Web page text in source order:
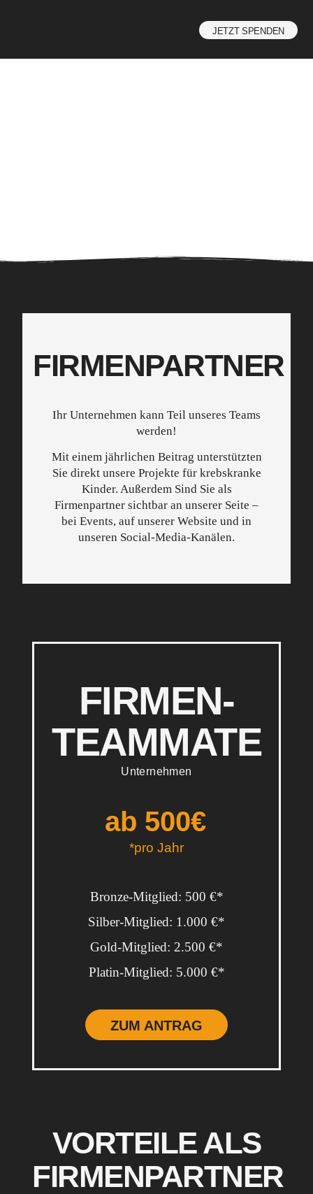
JETZT SPENDEN
FIRMENPARTNER
Ihr Unternehmen kann Teil unseres Teams
werden!
Mit einem jährlichen Beitrag unterstützten
Sie direkt unsere Projekte für krebskranke
Kinder. Außerdem Sind Sie als
Firmenpartner sichtbar an unserer Seite –
bei Events, auf unserer Website und in
unseren Social-Media-Kanälen.
VORTEILE ALS
FIRMENPARTNER
FIRMEN-
TEAMMATE
Unternehmen
ab 500€
*pro Jahr
Bronze-Mitglied: 500 €*
Silber-Mitglied: 1.000 €*
Gold-Mitglied: 2.500 €*
Platin-Mitglied: 5.000 €*
ZUM ANTRAG